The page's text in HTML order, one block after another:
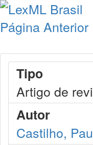
Página Anterior
Tipo
Artigo de
Autor
Castilho,